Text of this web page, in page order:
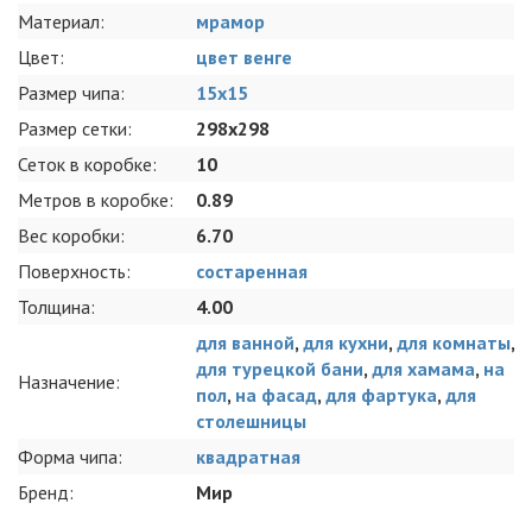
Материал:
мрамор
Цвет:
цвет венге
Размер чипа:
15x15
Размер сетки:
298x298
Сеток в коробке:
10
Метров в коробке:
0.89
Вес коробки:
6.70
Поверхность:
состаренная
Толщина:
4.00
Назначение:
для ванной, для кухни, для комнаты,
для турецкой бани, для хамама, на
пол, на фасад, для фартука, для
столешницы
Форма чипа:
квадратная
Бренд:
Мир